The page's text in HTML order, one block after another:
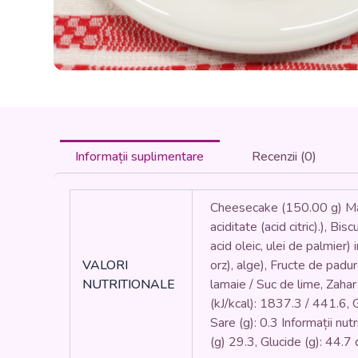
Informații suplimentare Recenzii (0)
VALORI
NUTRITIONALE
Cheesecake (150.00 g)
aciditate (acid citric).),
acid oleic, ulei de
orz), alge), Fructe de
lamaie / Suc de lime,
(kJ/kcal): 1837.3 / 441.6,
Sare (g): 0.3 Informații
(g) 29.3, Glucide (g): 44.7